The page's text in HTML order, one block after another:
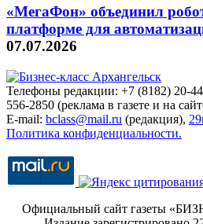
«МегаФон» объединил
платформе для
07.07.2026
Телефоны редакции: +7 (8182) 20-
556-2850 (реклама в газете и на
E-mail: bclass@mail.ru (редакция),
Политика конфиденциальности.
Официальный сайт газеты